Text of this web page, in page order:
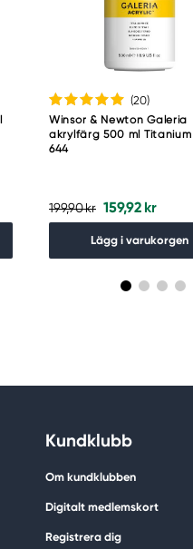
(20)
Winsor & Newton Galeria
akrylfärg 500 ml
644
199,90 kr 159,92 kr
Lägg i varukorgen
Kundklubb
Om kundklubben
Digitalt medlemskort
Registrera dig